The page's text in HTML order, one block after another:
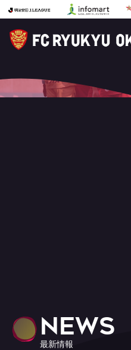
NEWS
最新情報